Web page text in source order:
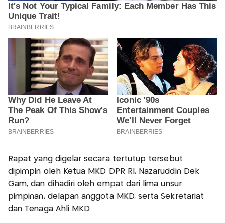
Rapat yang digelar secara tertutup tersebut
dipimpin oleh Ketua MKD DPR RI, Nazaruddin Dek
Gam, dan dihadiri oleh empat dari lima unsur
pimpinan, delapan anggota MKD, serta Sekretariat
dan Tenaga Ahli MKD.